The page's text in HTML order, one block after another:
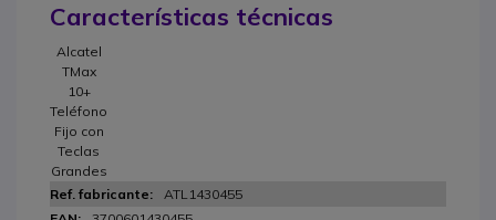
Características técnicas
Alcatel
TMax
10+
Teléfono
Fijo con
Teclas
Grandes
ATL1430455